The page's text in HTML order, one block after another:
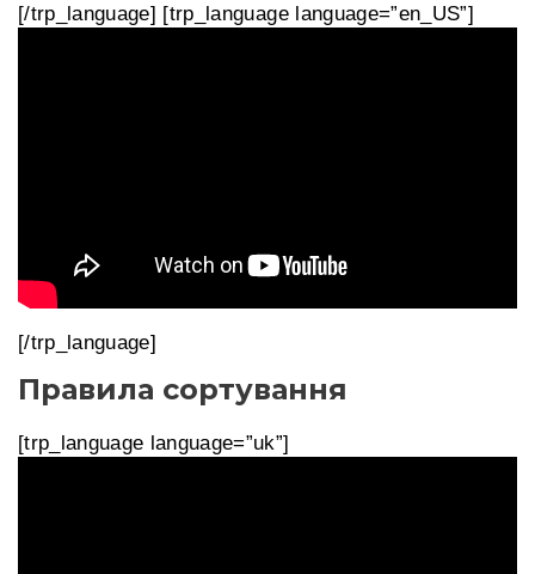
[/trp_language] [trp_language language=”en_US”]
[/trp_language]
Правила сортування
[trp_language language=”uk”]